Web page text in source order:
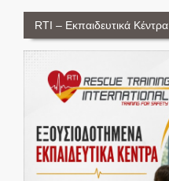
RTI – Εκπαιδευτικά Κέντρα